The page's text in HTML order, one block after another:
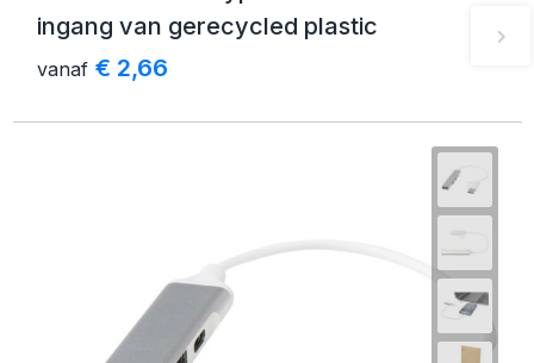
ingang van gerecycled plastic
vanaf € 2,66